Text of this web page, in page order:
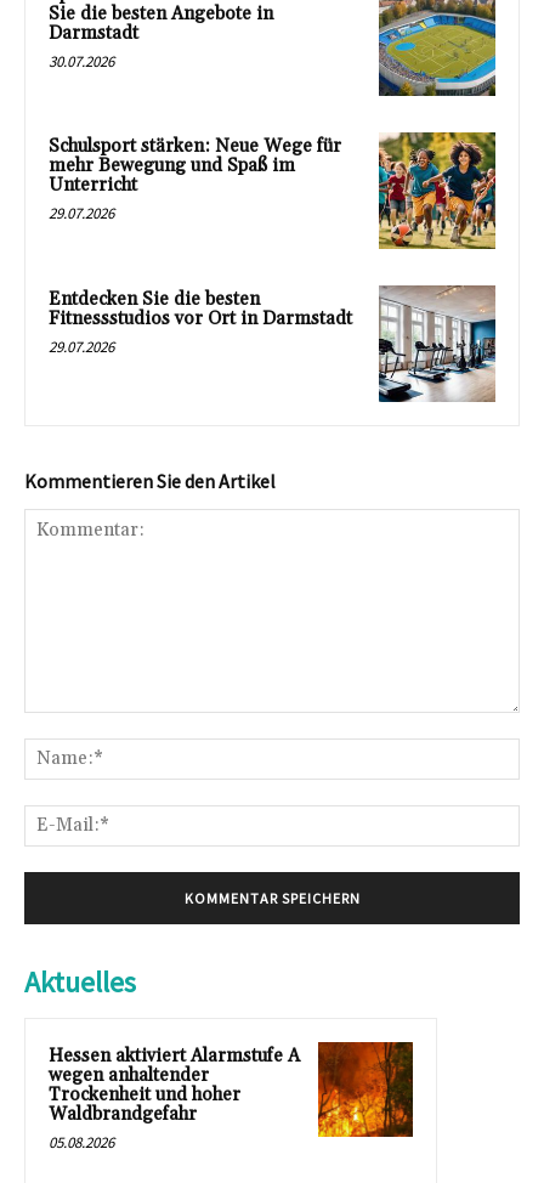
Sie die besten Angebote in
Darmstadt
30.07.2026
Schulsport stärken: Neue Wege für
mehr Bewegung und Spaß im
Unterricht
29.07.2026
Entdecken Sie die besten
Fitnessstudios vor Ort in Darmstadt
29.07.2026
Kommentieren Sie den Artikel
Aktuelles
Hessen aktiviert Alarmstufe A
wegen anhaltender
Trockenheit und hoher
Waldbrandgefahr
05.08.2026